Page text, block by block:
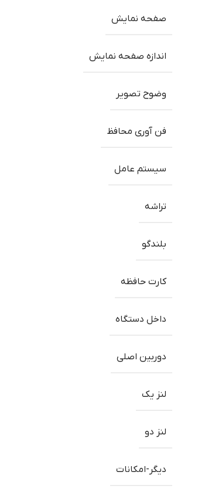
صفحه نمایش
اندازه صفحه نمایش
وضوح تصویر
فن آوری محافظ
سیستم عامل
تراشه
بلندگو
کارت حافظه
داخل دستگاه
دوربین اصلی
لنز یک
لنز دو
دیگر-امکانات